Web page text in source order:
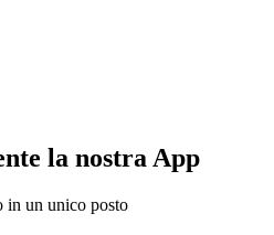
la nostra App
in un unico posto